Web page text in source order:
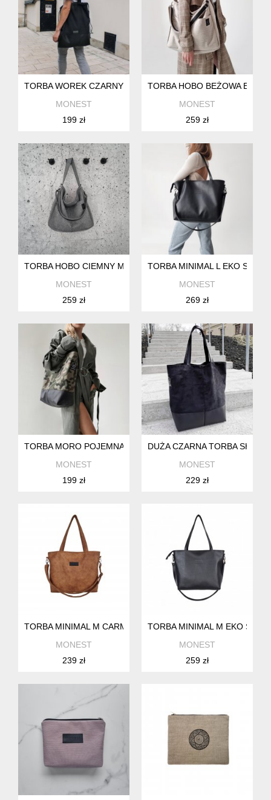
TORBA WOREK CZARNY 2W1
MONEST
199 zł
TORBA HOBO BEŻOWA ECRU
MONEST
259 zł
TORBA HOBO CIEMNY MELANŻ - PLECIONKA
MONEST
259 zł
TORBA MINIMAL L EKO SKÓRA
MONEST
269 zł
TORBA MORO POJEMNA NA ZAMEK
MONEST
199 zł
DUŻA CZARNA TORBA
MONEST
229 zł
TORBA MINIMAL M CARMEL
MONEST
239 zł
TORBA MINIMAL M EKO
MONEST
259 zł